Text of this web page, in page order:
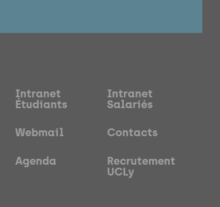
Intranet
Étudiants
Intranet
Salariés
Webmail Contacts
Agenda Recrutement
UCLy